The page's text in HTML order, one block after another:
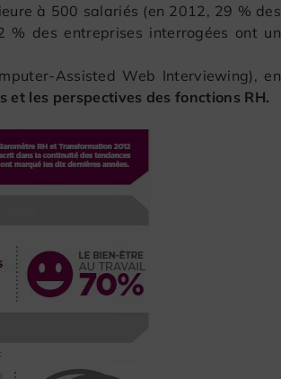
à 500 salariés (en 2012, 29 % des
des entreprises interrogées ont un
Assisted Web Interviewing), en
et les perspectives des fonctions RH.